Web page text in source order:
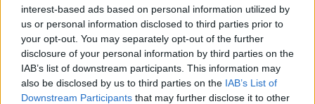
interest-based ads based on personal information utilized by
us or personal information disclosed to third parties prior to
your opt-out. You may separately opt-out of the further
disclosure of your personal information by third parties on the
IAB’s list of downstream participants. This information may
also be disclosed by us to third parties on the IAB’s List of
Downstream Participants that may further disclose it to other
credito di amore ricevuto dai piccoli rifugiati.
La meraviglia di un tramonto, i chiaroscuri di un vicolo, la
luce di un sorriso sono le testimonianze della vita che
resiste anche nel dramma dell’esilio, del tempo sempre
più sospeso nella dimenticanza globale.